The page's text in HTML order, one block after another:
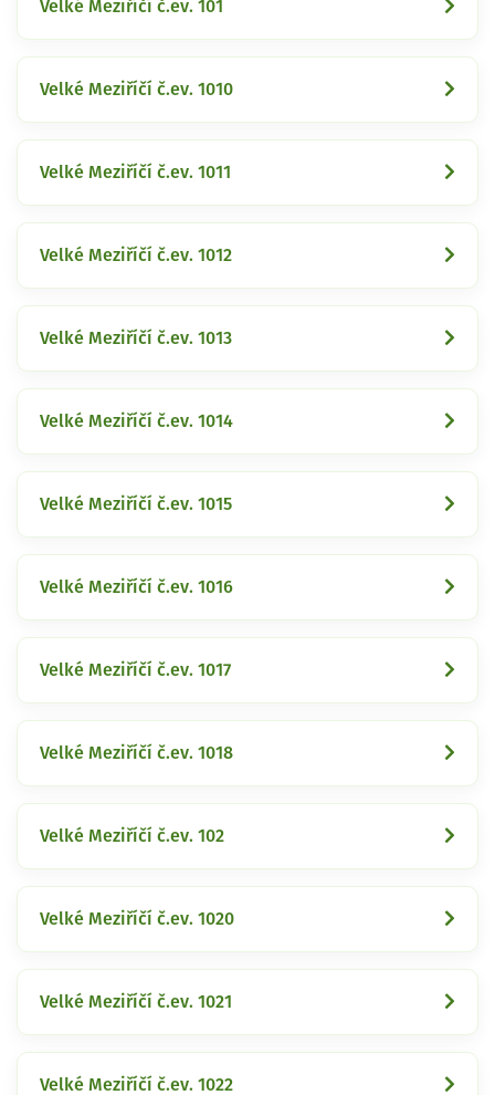
Velké Meziříčí č.ev. 101
Velké Meziříčí č.ev. 1010
Velké Meziříčí č.ev. 1011
Velké Meziříčí č.ev. 1012
Velké Meziříčí č.ev. 1013
Velké Meziříčí č.ev. 1014
Velké Meziříčí č.ev. 1015
Velké Meziříčí č.ev. 1016
Velké Meziříčí č.ev. 1017
Velké Meziříčí č.ev. 1018
Velké Meziříčí č.ev. 102
Velké Meziříčí č.ev. 1020
Velké Meziříčí č.ev. 1021
Velké Meziříčí č.ev. 1022